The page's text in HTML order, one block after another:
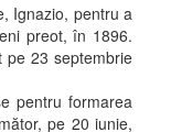
Ignazio, pentru a
preot, în 1896.
pe 23 septembrie
pentru formarea
pe 20 iunie,